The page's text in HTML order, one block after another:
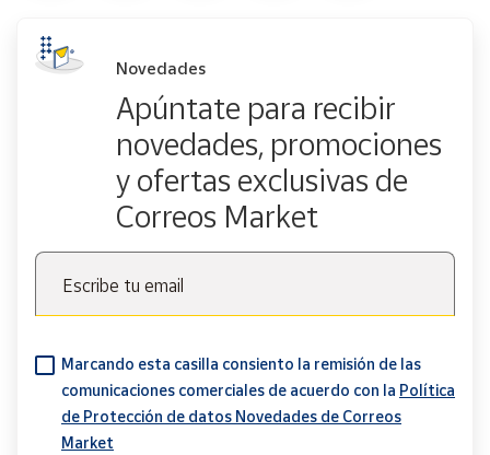
Novedades
Apúntate para recibir
novedades, promociones
y ofertas exclusivas de
Correos Market
Escribe tu email
Marcando esta casilla consiento la remisión de las
comunicaciones comerciales de acuerdo con la Política
de Protección de datos Novedades de Correos
Market